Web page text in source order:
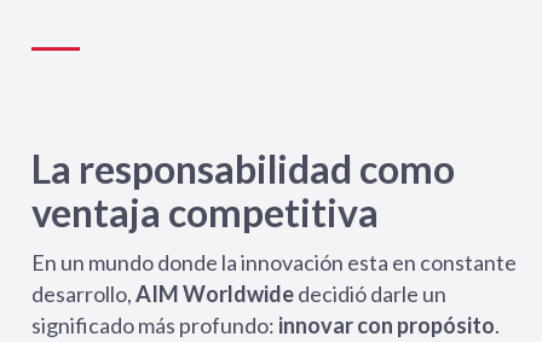
La responsabilidad como
ventaja competitiva
En un mundo donde la innovación esta en constante
desarrollo,AIM Worldwidedecidió darle un
significado más profundo: innovar con propósito.